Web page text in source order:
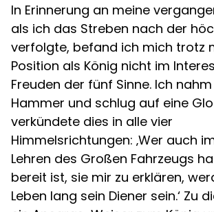
In Erinnerung an meine
als ich das Streben nach der
verfolgte, befand ich mich trotz
Position als König nicht im
Freuden der fünf Sinne. Ich
Hammer und schlug auf eine
verkündete dies in alle vier
Himmelsrichtungen: ‚Wer auch
Lehren des Großen Fahrzeugs
bereit ist, sie mir zu erklären,
Leben lang sein Diener sein.‘ Zu